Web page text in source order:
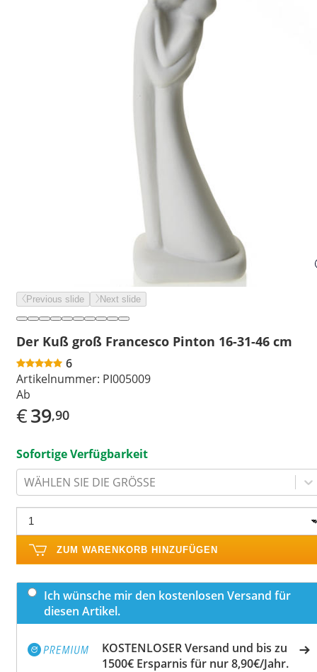
Previous slide Next slide
Der Kuß groß Francesco Pinton 16-31-46 cm
6
Artikelnummer: PI005009
Ab
€39,90
Sofortige Verfügbarkeit
WÄHLEN SIE DIE GRÖSSE
ZUM WARENKORB HINZUFÜGEN
Ich wünsche mir den kostenlosen Versand für
diesen Artikel.
KOSTENLOSER Versand und bis zu
1500€ Ersparnis für nur 8,90€/Jahr.